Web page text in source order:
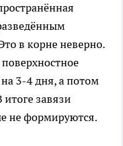
в корне неверно.
3-4 дня, а потом
завязи
не формируются.